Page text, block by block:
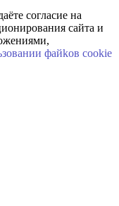
согласие на
сайта и
файkов cookie